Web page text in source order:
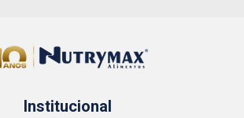
Institucional